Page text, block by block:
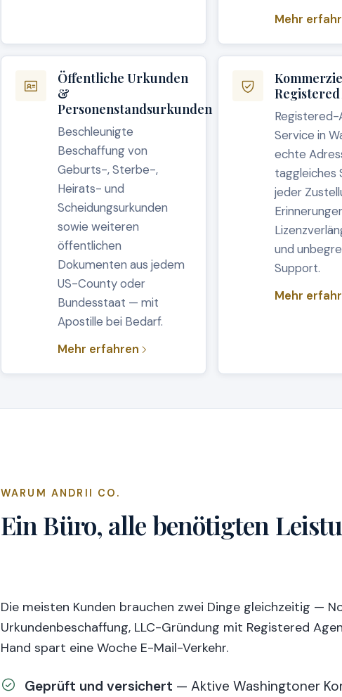
Mehr
Öffentliche Urkunden
&
Personenstandsurkunden
Beschleunigte
Beschaffung von
Geburts-, Sterbe-,
Heirats- und
Scheidungsurkunden
sowie weiteren
öffentlichen
Dokumenten aus jedem
US-County oder
Bundesstaat — mit
Apostille bei Bedarf.
Mehr erfahren
Service in
echte
taggleiches
jeder
und
Support.
Mehr
WARUM ANDRII CO.
Ein Büro, alle benötigten
Die meisten Kunden brauchen zwei Dinge gleichzeitig —
Urkundenbeschaffung, LLC-Gründung mit Registered
Hand spart eine Woche E-Mail-Verkehr.
Geprüft und versichert — Aktive Washingtoner